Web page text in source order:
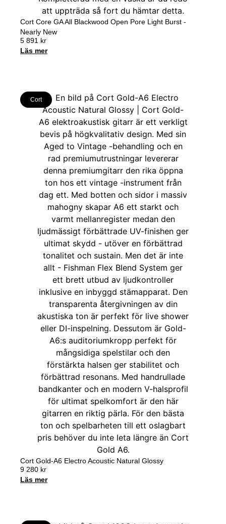
Cort Core GA All Blackwood Open Pore Light Burst -
Nearly New
5 891 kr
Läs mer
Cort
Cort Gold-A6 Electro Acoustic Natural Glossy
9 280 kr
Läs mer